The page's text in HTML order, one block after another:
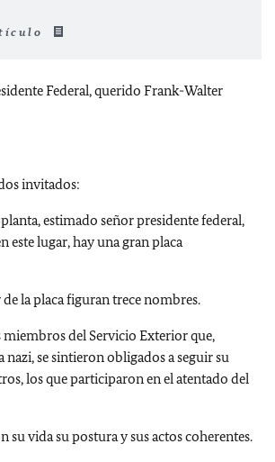
Federal, querido Frank-Walter
invitados:
estimado señor presidente federal,
este lugar, hay una gran placa
la placa figuran trece nombres.
del Servicio Exterior que,
se sintieron obligados a seguir su
los que participaron en el atentado del
su vida su postura y sus actos coherentes.